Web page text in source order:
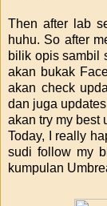
Then after lab
huhu. So after
bilik opis sambil
akan bukak
akan check
dan juga
akan try my best
Today, I really
sudi follow my
kumpulan